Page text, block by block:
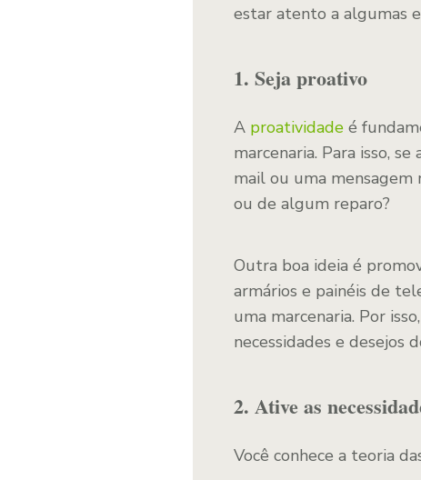
estar atento a algumas
1. Seja proativo
A proatividadeé
marcenaria. Para isso,
mail ou uma
ou de algum reparo?
Outra boa ideia é
armários e painéis de
uma marcenaria. Por
necessidades e desejos
2. Ative as
Você conhece a teoria